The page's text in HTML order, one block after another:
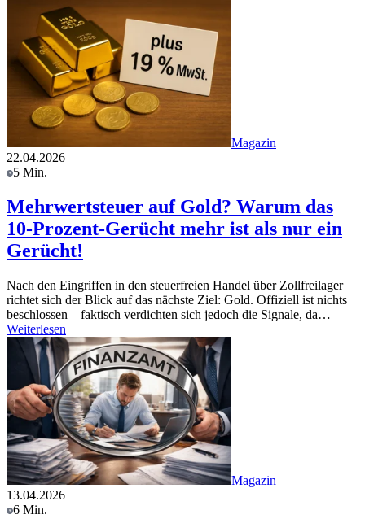
Magazin
22.04.2026
5 Min.
Mehrwertsteuer auf Gold? Warum das
10-Prozent-Gerücht mehr ist als nur ein
Gerücht!
Nach den Eingriffen in den steuerfreien Handel über Zollfreilager
richtet sich der Blick auf das nächste Ziel: Gold. Offiziell ist nichts
beschlossen – faktisch verdichten sich jedoch die Signale, da…
Weiterlesen
Magazin
13.04.2026
6 Min.